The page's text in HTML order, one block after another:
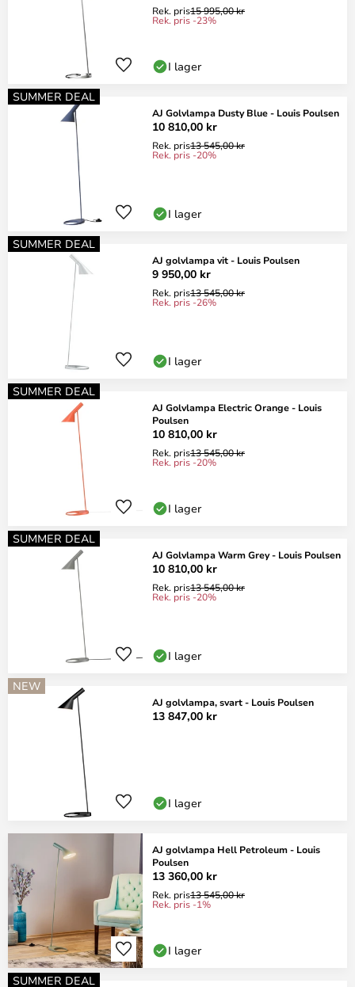
Rek. pris15 995,00 kr
Rek. pris -23%
I lager
SUMMER DEAL
AJ Golvlampa Dusty Blue - Louis Poulsen
10 810,00 kr
Rek. pris13 545,00 kr
Rek. pris -20%
I lager
SUMMER DEAL
AJ golvlampa vit - Louis Poulsen
9 950,00 kr
Rek. pris13 545,00 kr
Rek. pris -26%
I lager
SUMMER DEAL
AJ Golvlampa Electric Orange - Louis
Poulsen
10 810,00 kr
Rek. pris13 545,00 kr
Rek. pris -20%
I lager
SUMMER DEAL
AJ Golvlampa Warm Grey - Louis Poulsen
10 810,00 kr
Rek. pris13 545,00 kr
Rek. pris -20%
I lager
NEW
AJ golvlampa, svart - Louis Poulsen
13 847,00 kr
I lager
AJ golvlampa Hell Petroleum - Louis
Poulsen
13 360,00 kr
Rek. pris13 545,00 kr
Rek. pris -1%
I lager
SUMMER DEAL